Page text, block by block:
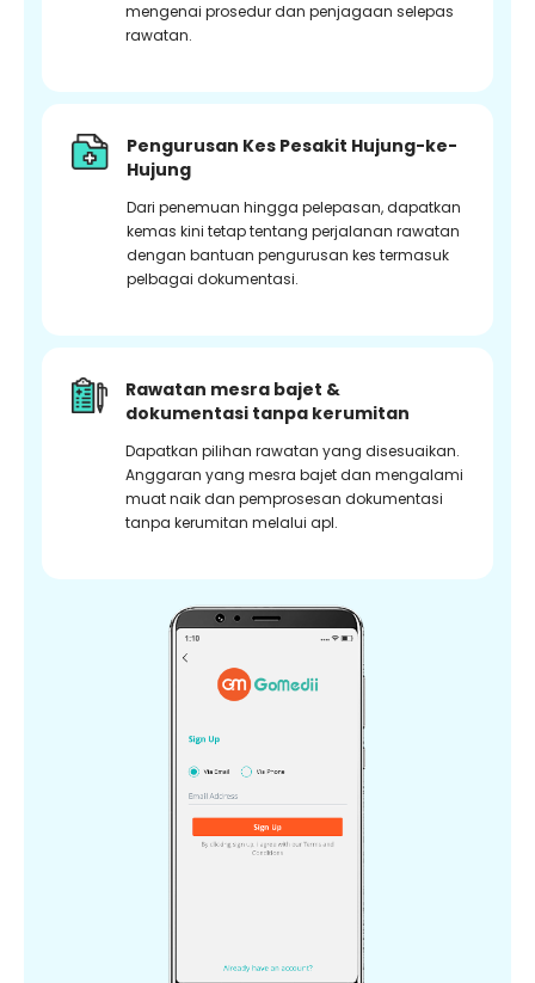
mengenai prosedur dan penjagaan selepas
rawatan.
Pengurusan Kes Pesakit Hujung-ke-
Hujung
Dari penemuan hingga pelepasan, dapatkan
kemas kini tetap tentang perjalanan rawatan
dengan bantuan pengurusan kes termasuk
pelbagai dokumentasi.
Rawatan mesra bajet &
dokumentasi tanpa kerumitan
Dapatkan pilihan rawatan yang disesuaikan.
Anggaran yang mesra bajet dan mengalami
muat naik dan pemprosesan dokumentasi
tanpa kerumitan melalui apl.